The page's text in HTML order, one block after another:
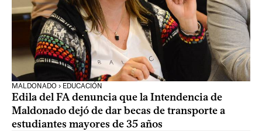
MALDONADO › EDUCACIÓN
Edila del FA denuncia que la Intendencia de
Maldonado dejó de dar becas de transporte a
estudiantes mayores de 35 años